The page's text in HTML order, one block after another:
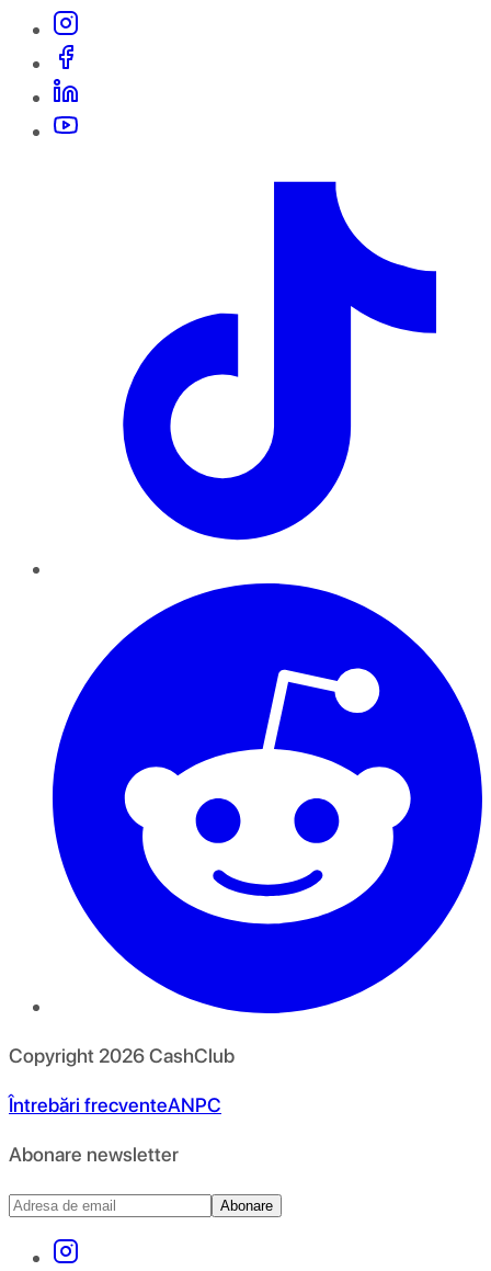
Copyright 2026CashClub
Întrebări frecventeANPC
Abonare newsletter
Abonare